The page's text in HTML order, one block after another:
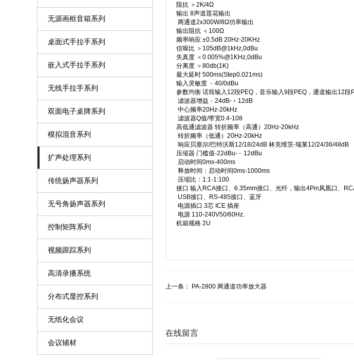
无源画框音箱系列
桌面式手拉手系列
嵌入式手拉手系列
无线手拉手系列
双面电子桌牌系列
模拟混音系列
扩声处理系列
传统扬声器系列
无号角扬声器系列
控制矩阵系列
视频跟踪系列
高清录播系统
分布式显控系列
无纸化会议
会议辅材
阻抗 ＞2K/4Ω
输出 8声道莲花输出
两通道2x300W/8Ω功率输出
输出阻抗 ＜100Ω
频率响应 ±0.5dB 20Hz-20KHz
信噪比 ＞105dB@1kHz,0dBu
失真度 ＜0.005%@1KHz,0dBu
分离度 ＞80db(1K)
最大延时 500ms(Step0.021ms)
输入灵敏度 ﹣40/0dBu
参数均衡 话筒输入12段PEQ，音乐输入9段PEQ，通道输出12段
滤波器增益﹣24dB-﹢12dB
中心频率20Hz-20kHz
滤波器Q值/带宽0.4-108
高低通滤波器 转折频率（高通）20Hz-20kHz
转折频率（低通）20Hz-20kHz
响应贝塞尔/巴特沃斯12/18/24dB 林克维茨-瑞莱12/24/36/48dB
压缩器 门槛值-22dBu-﹣12dBu
启动时间0ms-400ms
释放时间：启动时间0ms-1000ms
压缩比：1:1-1:100
接口 输入RCA接口、6.35mm接口、光纤，输出4Pin凤凰口、
USB接口、RS-485接口、蓝牙
电源插口 3芯 ICE 插座
电源 110-240V50/60Hz.
机箱规格 2U
上一条： PA-2800 两通道功率放大器
在线留言